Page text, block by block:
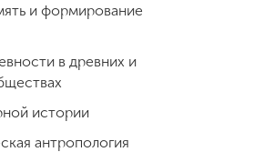
и формирование
в древних и
истории
антропология